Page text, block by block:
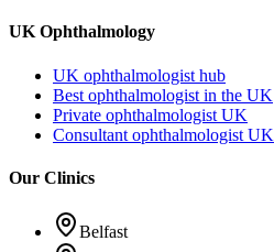
UK Ophthalmology
UK ophthalmologist hub
Best ophthalmologist in the UK
Private ophthalmologist UK
Consultant ophthalmologist UK
Our Clinics
Belfast